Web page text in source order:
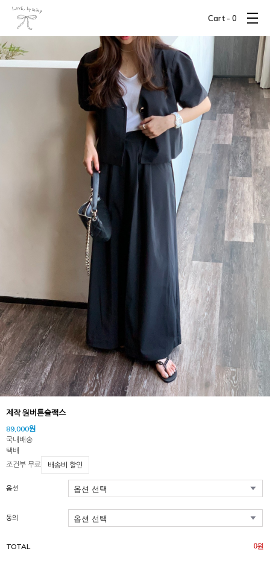
Cart - 0
제작 원버튼슬랙스
89,000원
국내배송
택배
조건부 무료
배송비 할인
옵션
동의
TOTAL 0원